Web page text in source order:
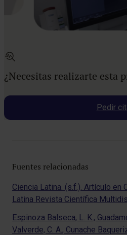
¿Necesitas realizarte esta
Pedir
Fuentes relacionadas
Ciencia Latina. (s.f.). Artículo en
Latina Revista Científica
Espinoza Balseca, L. K.,
Valverde, C. A., Cunache